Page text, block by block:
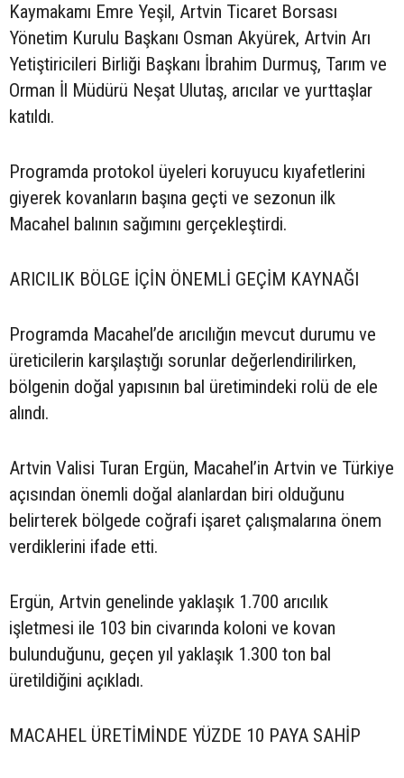
Kaymakamı Emre Yeşil, Artvin Ticaret Borsası
Yönetim Kurulu Başkanı Osman Akyürek, Artvin Arı
Yetiştiricileri Birliği Başkanı İbrahim Durmuş, Tarım ve
Orman İl Müdürü Neşat Ulutaş, arıcılar ve yurttaşlar
katıldı.
Programda protokol üyeleri koruyucu kıyafetlerini
giyerek kovanların başına geçti ve sezonun ilk
Macahel balının sağımını gerçekleştirdi.
ARICILIK BÖLGE İÇİN ÖNEMLİ GEÇİM KAYNAĞI
Programda Macahel’de arıcılığın mevcut durumu ve
üreticilerin karşılaştığı sorunlar değerlendirilirken,
bölgenin doğal yapısının bal üretimindeki rolü de ele
alındı.
Artvin Valisi Turan Ergün, Macahel’in Artvin ve Türkiye
açısından önemli doğal alanlardan biri olduğunu
belirterek bölgede coğrafi işaret çalışmalarına önem
verdiklerini ifade etti.
Ergün, Artvin genelinde yaklaşık 1.700 arıcılık
işletmesi ile 103 bin civarında koloni ve kovan
bulunduğunu, geçen yıl yaklaşık 1.300 ton bal
üretildiğini açıkladı.
MACAHEL ÜRETİMİNDE YÜZDE 10 PAYA SAHİP